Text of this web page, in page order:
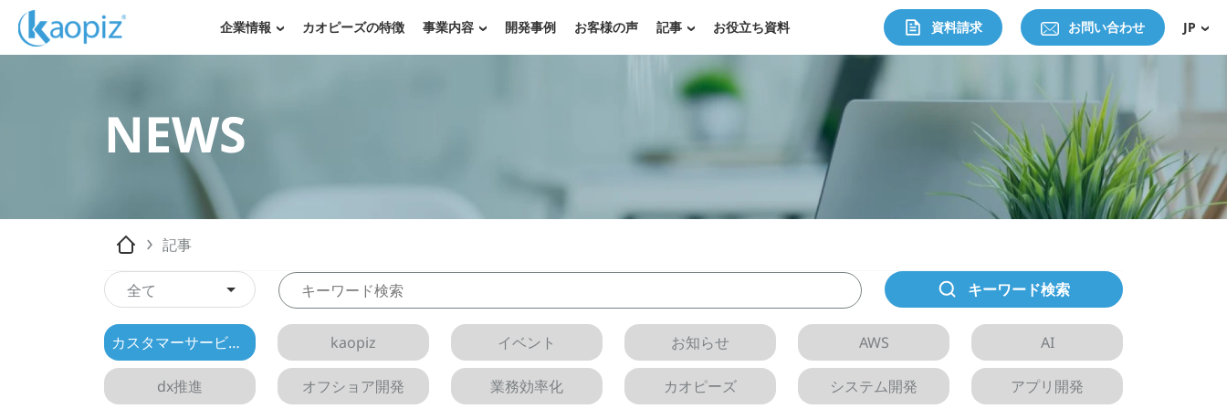
企業情報 カオピーズの特徴 事業内容 開発事例 お客様の声 記事 お役立ち資料 JP
資料請求 お問い合わせ
NEWS
記事
全て キーワード検索
カスタマーサービス AI 活用法 kaopiz イベント お知らせ AWS AI
dx推進 オフショア開発 業務効率化 カオピーズ システム開発 アプリ開発